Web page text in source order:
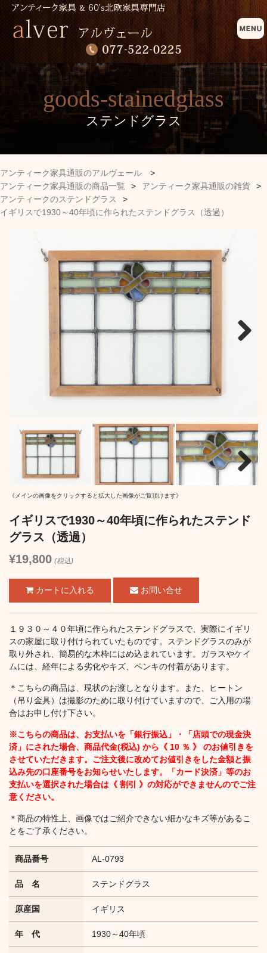
goods-stainedglass
ステンドグラス
アンティーク家具通販のアルヴェール
>
アンティーク家具通販の商品一覧
> アンティーク家具通販の雑貨
>
アンティークのステンドグラス
>
イギリスで1930～40年頃に作られたステンドグラス（透過）
《メインの画像をクリックすると拡大した画像がご覧頂けます》
イギリスで1930～40年頃に作られたステンド
グラス（透過）
¥19,800 (税込)
お問い合せ
１９３０～４０年頃に作られたステンドグラスで、実際にイギリ
スの家屋に取り付けられていたものです。ステンドグラスのみが
取り外され、簡易的な木枠にはめ込まれています。ガラスやケイ
ムには、経年による劣化やキズ、ペンキの付着があります。
＊こちらの商品は、現状のお渡しとなります。また、ヒートン
（吊り金具）は撮影のために取り付けていますので、ご入用の場
合はお申し付け下さい。
※こちらの商品は、お支払いを「銀行振込」・「店頭での現金決
済」にされた場合、商品代金(税込) から《 10 ％ 》 のお値引きを
させていただきます。ご注文後に改めてお値引きをした金額と振
込み先の口座番号をお知らせいたします。「カード決済」等のお
支払いを選択された場合は《 割引 》の対応ができませんのでご注
意ください。
＊商品の特性上、画像ではご紹介できない細かなキズ等があるこ
とをご了承ください。
商品番号 AL-0793
品 名 ステンドグラス
原産国 イギリス
年 代 1930～40年頃